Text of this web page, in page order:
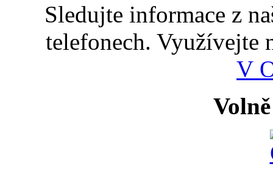
Sledujte informace z
telefonech. Využívejte
V